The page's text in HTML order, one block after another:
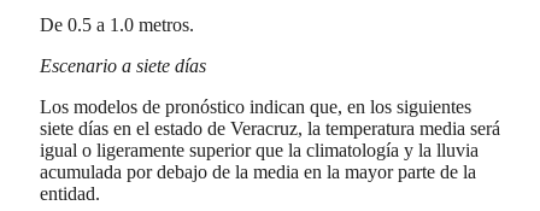
De 0.5 a 1.0 metros.
Escenario a siete días
Los modelos de pronóstico indican que, en los siguientes
siete días en el estado de Veracruz, la temperatura media será
igual o ligeramente superior que la climatología y la lluvia
acumulada por debajo de la media en la mayor parte de la
entidad.